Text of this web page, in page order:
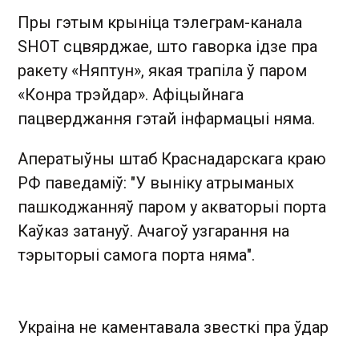
Пры гэтым крыніца тэлеграм-канала
SHOT сцвярджае, што гаворка ідзе пра
ракету «Няптун», якая трапіла ў паром
«Конра трэйдар». Афіцыйнага
пацверджання гэтай інфармацыі няма.
Аператыўны штаб Краснадарскага краю
РФ паведаміў: "У выніку атрыманых
пашкоджанняў паром у акваторыі порта
Каўказ затануў. Ачагоў узгарання на
тэрыторыі самога порта няма".
Украіна не каментавала звесткі пра ўдар